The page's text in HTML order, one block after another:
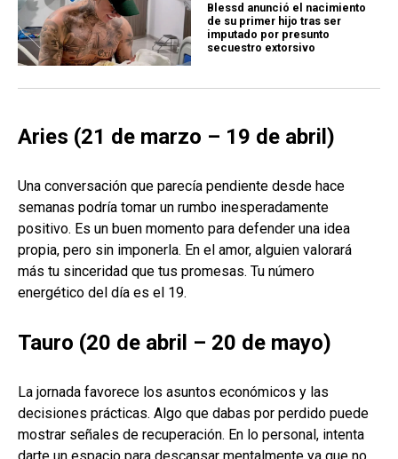
Blessd anunció el nacimiento
de su primer hijo tras ser
imputado por presunto
secuestro extorsivo
Aries (21 de marzo – 19 de abril)
Una conversación que parecía pendiente desde hace
semanas podría tomar un rumbo inesperadamente
positivo. Es un buen momento para defender una idea
propia, pero sin imponerla. En el amor, alguien valorará
más tu sinceridad que tus promesas. Tu número
energético del día es el 19.
Tauro (20 de abril – 20 de mayo)
La jornada favorece los asuntos económicos y las
decisiones prácticas. Algo que dabas por perdido puede
mostrar señales de recuperación. En lo personal, intenta